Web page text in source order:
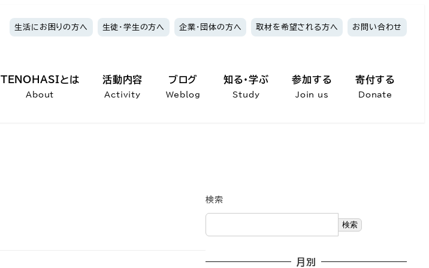
生活にお困りの方へ 生徒・学生の方へ 企業・団体の方へ 取材を希望される方へ お問い合わせ
TENOHASIとは
About
活動内容
Activity
ブログ
Weblog
知る・学ぶ
Study
参加する
Join us
寄付する
Donate
検索
検索
月別